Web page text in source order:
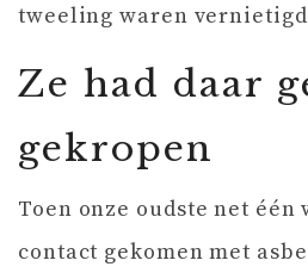
tweeling waren
Ze had daar
gekropen
Toen onze oudste net één
contact gekomen met